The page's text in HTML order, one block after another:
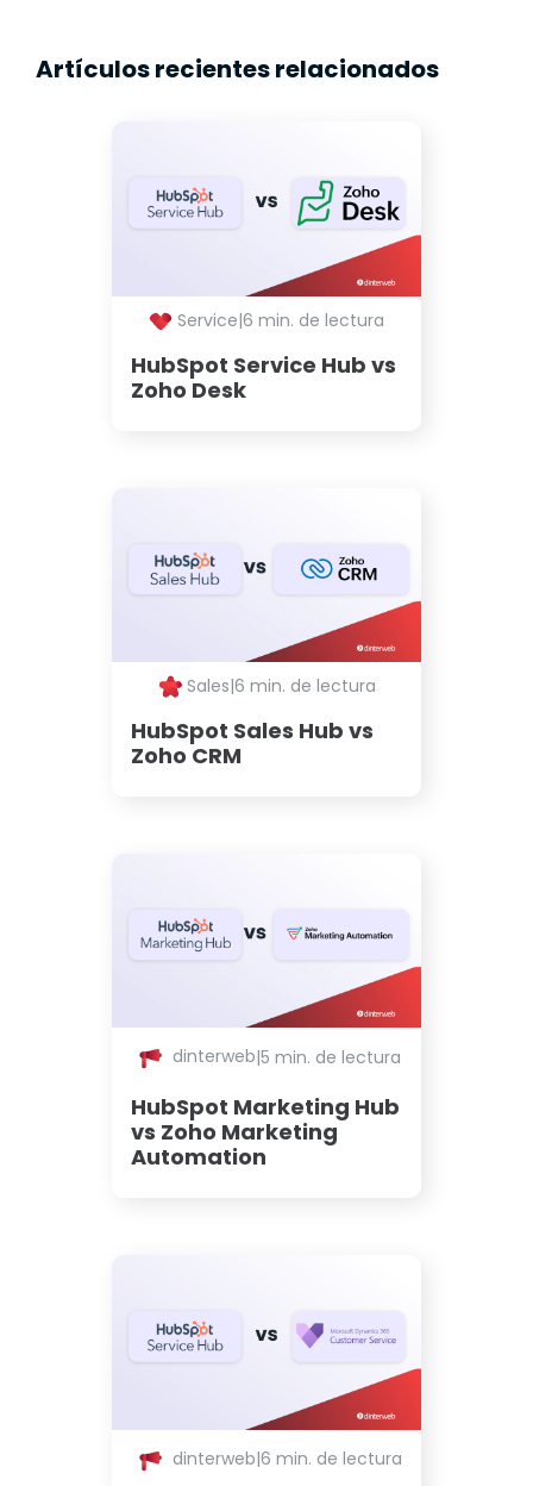
Artículos recientes relacionados
Service|6 min. de lectura
HubSpot Service Hub vs
Zoho Desk
Sales|6 min. de lectura
HubSpot Sales Hub vs
Zoho CRM
dinterweb|5 min. de lectura
HubSpot Marketing Hub
vs Zoho Marketing
Automation
dinterweb|6 min. de lectura